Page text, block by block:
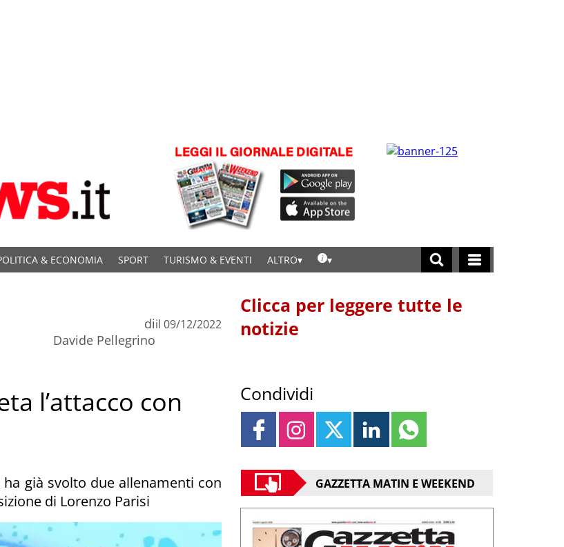
& ECONOMIA SPORT TURISMO & EVENTI ALTRO
di
Davide Pellegrino
il 09/12/2022
l’attacco con
già svolto due allenamenti con
di Lorenzo Parisi
Clicca per leggere tutte le
notizie
Condividi
GAZZETTA MATIN E WEEKEND